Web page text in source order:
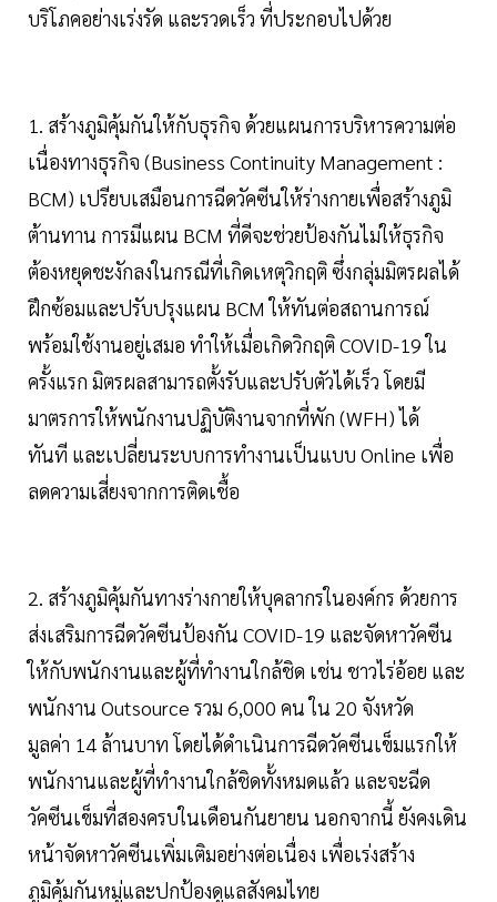
บริโภคอย่างเร่งรัด และรวดเร็ว ที่ประกอบไปด้วย
1. สร้างภูมิคุ้มกันให้กับธุรกิจ ด้วยแผนการบริหารความต่อ
เนื่องทางธุรกิจ (Business Continuity Management :
BCM) เปรียบเสมือนการฉีดวัคซีนให้ร่างกายเพื่อสร้างภูมิ
ต้านทาน การมีแผน BCM ที่ดีจะช่วยป้องกันไม่ให้ธุรกิจ
ต้องหยุดชะงักลงในกรณีที่เกิดเหตุวิกฤติ ซึ่งกลุ่มมิตรผลได้
ฝึกซ้อมและปรับปรุงแผน BCM ให้ทันต่อสถานการณ์
พร้อมใช้งานอยู่เสมอ ทำให้เมื่อเกิดวิกฤติ COVID-19 ใน
ครั้งแรก มิตรผลสามารถตั้งรับและปรับตัวได้เร็ว โดยมี
มาตรการให้พนักงานปฏิบัติงานจากที่พัก (WFH) ได้
ทันที และเปลี่ยนระบบการทำงานเป็นแบบ Online เพื่อ
ลดความเสี่ยงจากการติดเชื้อ
2. สร้างภูมิคุ้มกันทางร่างกายให้บุคลากรในองค์กร ด้วยการ
ส่งเสริมการฉีดวัคซีนป้องกัน COVID-19 และจัดหาวัคซีน
ให้กับพนักงานและผู้ที่ทำงานใกล้ชิด เช่น ชาวไร่อ้อย และ
พนักงาน Outsource รวม 6,000 คน ใน 20 จังหวัด
มูลค่า 14 ล้านบาท โดยได้ดำเนินการฉีดวัคซีนเข็มแรกให้
พนักงานและผู้ที่ทำงานใกล้ชิดทั้งหมดแล้ว และจะฉีด
วัคซีนเข็มที่สองครบในเดือนกันยายน นอกจากนี้ ยังคงเดิน
หน้าจัดหาวัคซีนเพิ่มเติมอย่างต่อเนื่อง เพื่อเร่งสร้าง
ภูมิคุ้มกันหมู่และปกป้องดูแลสังคมไทย